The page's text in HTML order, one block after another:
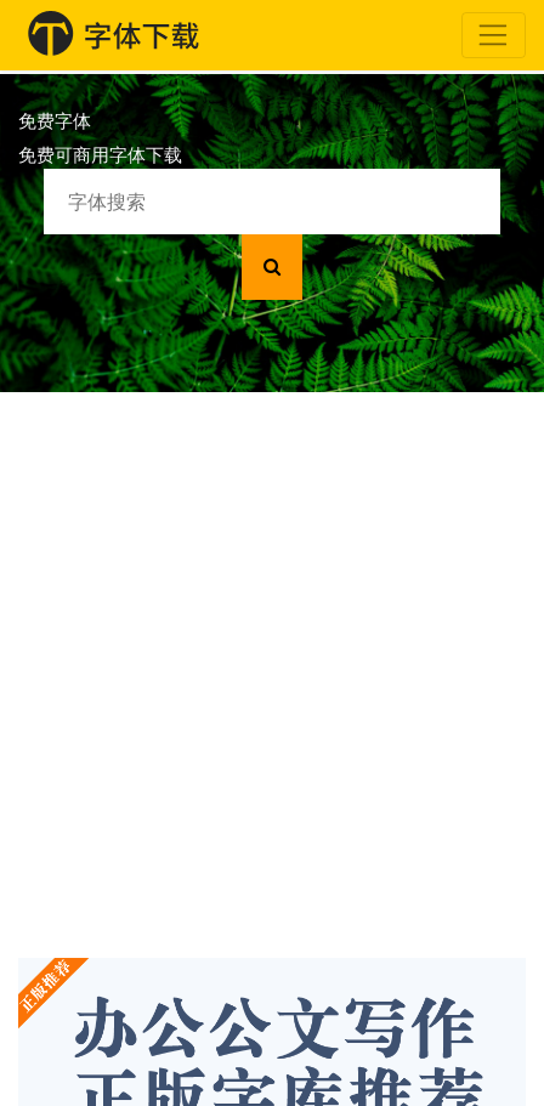
免费字体
免费可商用字体下载